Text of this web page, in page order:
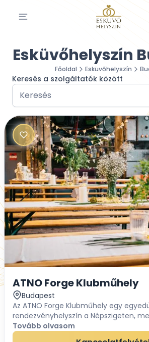
Esküvőhelyszín
Főoldal Esküvőhelyszín
Keresés a szolgáltatók között
ATNO Forge Klubműhely
Budapest
Az ATNO Forge Klubműhely egy
rendezvényhelyszín a Népszigeten,
öntöde falai között biztosítja a
eltérő környezetet. A motorokkal de...
Tovább olvasom